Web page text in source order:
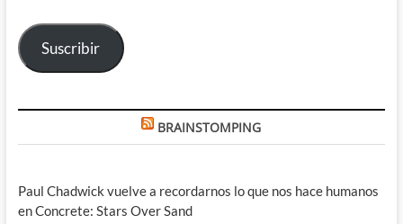
electrónico
Suscribir
BRAINSTOMPING
Paul Chadwick vuelve a recordarnos lo que nos hace humanos
en Concrete: Stars Over Sand